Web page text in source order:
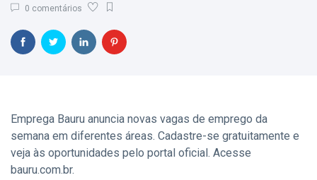
Sedecon e
Instituto
Abertas para
Cursos
Gratuitos de
Informática e
Espanhol; Veja
CIDADE
Sedecon Realiza
Palestra de
Empoderamento
Feminino no
2026
visualizações
0 comentários
Emprega Bauru anuncia novas vagas de emprego da
semana em diferentes áreas. Cadastre-se gratuitamente e
veja às oportunidades pelo portal oficial. Acesse
bauru.com.br.